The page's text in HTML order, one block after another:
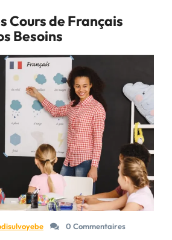
Cours de Français
Besoins
0 Commentaires